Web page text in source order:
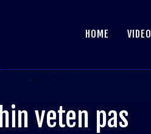
HOME VIDEO
veten pas